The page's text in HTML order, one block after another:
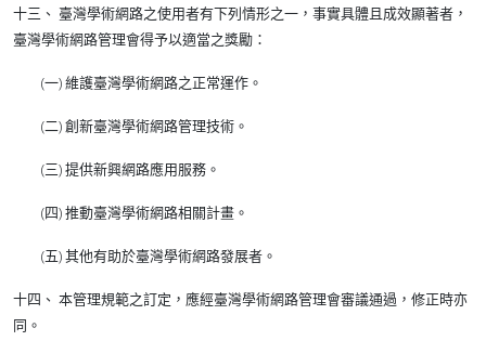
十三、 臺灣學術網路之使用者有下列情形之一，事實具體且成效顯著者，
臺灣學術網路管理會得予以適當之獎勵：
(一) 維護臺灣學術網路之正常運作。
(二) 創新臺灣學術網路管理技術。
(三) 提供新興網路應用服務。
(四) 推動臺灣學術網路相關計畫。
(五) 其他有助於臺灣學術網路發展者。
十四、 本管理規範之訂定，應經臺灣學術網路管理會審議通過，修正時亦
同。